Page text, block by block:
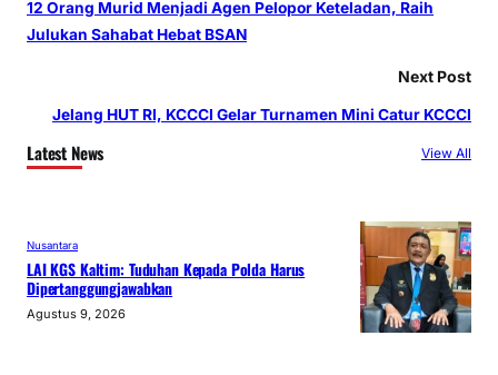
12 Orang Murid Menjadi Agen Pelopor Keteladan, Raih
Julukan Sahabat Hebat BSAN
Next Post
Jelang HUT RI, KCCCI Gelar Turnamen Mini Catur KCCCI
Latest News View All
Nusantara
LAI KGS Kaltim: Tuduhan Kepada Polda Harus
Dipertanggungjawabkan
Agustus 9, 2026